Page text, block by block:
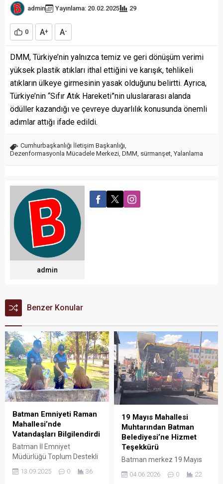
admin Yayınlama: 20.02.2025 29
0 A+ A-
DMM, Türkiye’nin yalnızca temiz ve geri dönüşüm verimi
yüksek plastik atıkları ithal ettiğini ve karışık, tehlikeli
atıkların ülkeye girmesinin yasak olduğunu belirtti. Ayrıca,
Türkiye’nin “Sıfır Atık Hareketi”nin uluslararası alanda
ödüller kazandığı ve çevreye duyarlılık konusunda önemli
adımlar attığı ifade edildi.
Cumhurbaşkanlığı İletişim Başkanlığı
Dezenformasyonla Mücadele Merkezi DMM sürmanşet Yalanlama
admin
Benzer Konular
Batman Emniyeti Raman
Mahallesi’nde
Vatandaşları Bilgilendirdi
Batman İl Emniyet
Müdürlüğü Toplum Destekli
ekipleri, Raman
13.09.2025 0 36
19 Mayıs Mahallesi
Muhtarından Batman
Belediyesi’ne Hizmet
Teşekkürü
Batman merkez 19 Mayıs
Kolaldıran, mahallelerinde
04.06.2026 0 22